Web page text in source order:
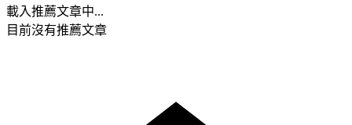
載入推薦文章中...
目前沒有推薦文章